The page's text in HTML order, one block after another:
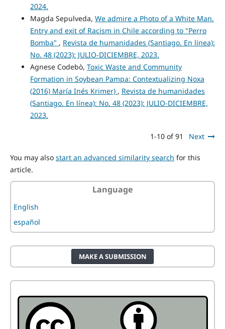
2024.
Magda Sepulveda, We admire a Photo of a White Man.
Entry and exit of Racism in Chile according to "Perro
Bomba" , Revista de humanidades (Santiago. En línea):
No. 48 (2023): JULIO-DICIEMBRE, 2023.
Agnese Codebò, Toxic Waste and Community
Formation in Soybean Pampa: Contextualizing Noxa
(2016) María Inés Krimer) , Revista de humanidades
(Santiago. En línea): No. 48 (2023): JULIO-DICIEMBRE,
2023.
1-10 of 91 Next
You may also start an advanced similarity search for this
article.
Language
English
español
MAKE A SUBMISSION